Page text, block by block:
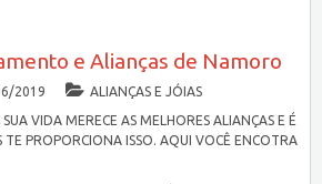
e Alianças de Namoro
2019
ALIANÇAS E JÓIAS
VIDA MERECE AS MELHORES ALIANÇAS E É
PROPORCIONA ISSO. AQUI VOCÊ ENCOTRA